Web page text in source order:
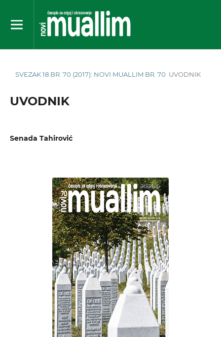
SVEZAK 18 BR. 70 (2017): NOVI MUALLIM BR. 70 UVODNIK
UVODNIK
Senada Tahirović